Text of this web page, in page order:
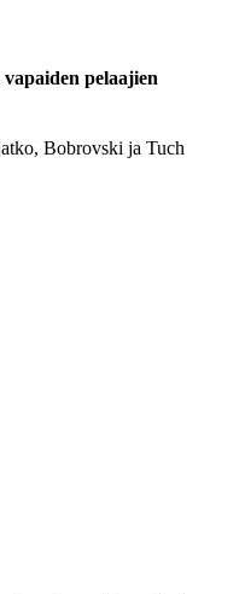
pelaajien
Bobrovski ja Tuch